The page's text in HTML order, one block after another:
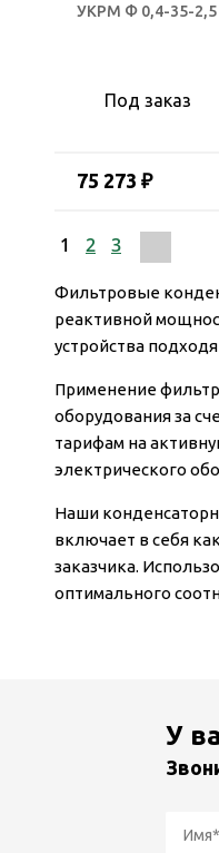
УКРМ Ф 0,4-35-2,5
Под заказ
75 273 ₽
1 2 3
Фильтровые
реактивной
устройства
Применение
оборудования за
тарифам на
электрического
Наши
включает в себя
заказчика.
оптимального
У